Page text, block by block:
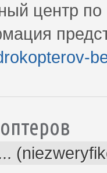
центр по